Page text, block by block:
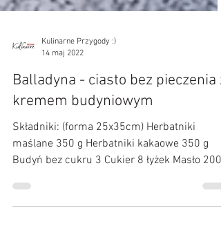
Kulinarne Przygody :)
14 maj 2022
Balladyna - ciasto bez pieczenia z
kremem budyniowym
Składniki: (forma 25x35cm) Herbatniki
Budyń bez cukru 3 Cukier 8 łyżek Masło 200g
Mleko 900 ml (...